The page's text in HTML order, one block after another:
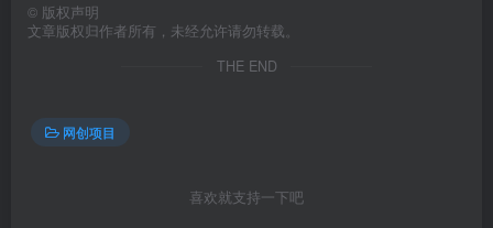
© 版权声明
文章版权归作者所有，未经允许请勿转载。
THE END
网创项目
喜欢就支持一下吧